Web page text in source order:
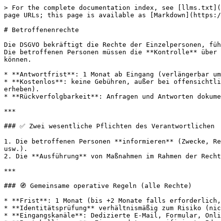
> For the complete documentation index, see [llms.txt](https://doc.dastra.eu/llms.txt). Markdown versions of documentation pages are available by appending `.md` to page URLs; this page is available as [Markdown](https://doc.dastra.eu/de/nutzliche-hinweise/rgpd-en-bref/droits-des-personnes.md).

# Betroffenenrechte

Die DSGVO bekräftigt die Rechte der Einzelpersonen, führt die **Datenübertragbarkeit** ein und stärkt die Pflichten des **Verantwortlichen** (VV).\
Die betroffenen Personen müssen die **Kontrolle** über ihre Daten **behalten**, und der Verantwortliche muss **klar erläutern**, wie diese Rechte ausgeübt werden können.

* **Antwortfrist**: 1 Monat ab Eingang (verlängerbar um **2 Monate** bei komplexen oder zahlreichen Anfragen — die Verlängerung innerhalb eines Monats mitteilen).
* **Kostenlos**: keine Gebühren, außer bei offensichtlich **unbegründeten** oder **exzessiven** Anfragen (dann die Ablehnung begründen oder angemessene Gebühren erheben).
* **Rückverfolgbarkeit**: Anfragen und Antworten dokumentieren (Compliance-Nachweis).

***

### ✅ Zwei wesentliche Pflichten des Verantwortlichen

1. Die betroffenen Personen **informieren** (Zwecke, Rechtsgrundlagen, Speicherdauern, Empfänger, Rechte, Datenübermittlungen, Kontakt des Datenschutzbeauftragten usw.).
2. Die **Ausführung** von Maßnahmen im Rahmen der Rechteausübung **mitteilen** (Berichtigung, Löschung, Einschränkung) oder eine Ablehnung **begründen**.

***

### 🧭 Gemeinsame operative Regeln (alle Rechte)

* **Frist**: 1 Monat (bis +2 Monate falls erforderlich, mit Information innerhalb von 1 Monat).
* **Identitätsprüfung** verhältnismäßig zum Risiko (nicht mehr verlangen als nötig).
* **Eingangskanäle**: Dedizierte E-Mail, Formular, Online-Portal, Post.
* **Protokollierung**: Eingangsdatum, verifizierte Identität, Umfang, Entscheidung, Abschlussdatum.
* **Ausnahmen / Grenzen**: Rechte Dritter, Geschäftsgeheimnisse, gesetzliche Aufbewahrungspflichten, Sicherheit, Betrugsprävention… (dokumentieren).

***

### 📜 Informationspflicht (Art. 13 & 14)

Bereitzustellen **zum Zeitpunkt der Datenerhebung** (direkt) oder **innerhalb von 1 Monat** (indirekt): Identität des Verantwortlichen, Zwecke, Rechtsgrundlagen, Empfänger, Datenübermittlungen, Speicherdauern, Rechte, Kontakt des Datenschutzbeauftragten, Quelle (bei indirekter Erhebung), automatisierte Entscheidungsfindung/Profiling gegebenenfalls.

> Medien: Hinweise auf Formularen, Datenschutzinformation, Cookie-Banner, Aushang (Videoüberwachung), Call-Center-Skripte usw.

***

### 🔎 Recht auf Auskunft (Art. 15)

Die betroffene Person kann erhalten:

* die **Bestätigung**, dass Daten verarbeitet werden,
* **Zugang** zu den Daten und zugehörigen Informationen (Zwecke, Kategorien, Empfänger, Speicherdauern…),
* eine **Kopie** der Daten (kostenlos für die erste Kopie).

**Modalitäten**:

* **Schriftlich** (per Post oder E-Mail), **vor Ort** (falls angemessen) oder **online** (gesicherter Bereich).
* Die Antworten müssen **verständlich** sein (Erklärung von Codes, Abkürzungen, Scores).

**Einschränkungen / Ablehnung**: Missbräuchliche Anfragen, Beeinträchtigung der Rechte Dritter, keine vorhandenen Daten → dennoch antworten, um dies mitzuteilen.

***

### 🧯 Recht auf Berichtigung